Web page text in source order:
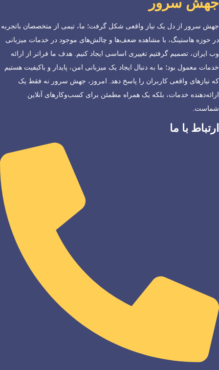
جهش سرور از دل یک نیاز واقعی شکل گرفت؛ ما، تیمی از متخصصان باتجربه
در حوزه هاستینگ، با مشاهده ضعف‌ها و چالش‌های موجود در خدمات میزبانی
وب ایران، تصمیم گرفتیم تغییری اساسی ایجاد کنیم. هدف ما فراتر از ارائه
خدمات معمول بود؛ ما به دنبال ایجاد یک میزبانی امن، پایدار و باکیفیت هستیم
که نیازهای واقعی کاربران را پاسخ دهد. امروز، جهش سرور نه فقط یک
ارائه‌دهنده خدمات، بلکه یک همراه مطمئن برای کسب‌وکارهای آنلاین
شماست.
ارتباط با ما